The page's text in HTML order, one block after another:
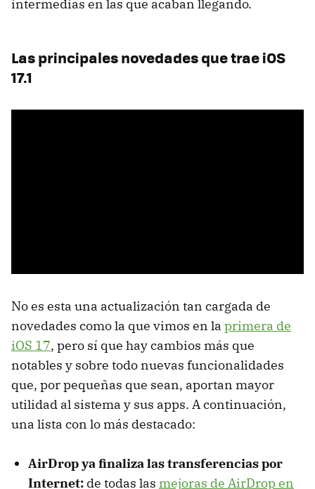
intermedias en las que acaban llegando.
Las principales novedades que trae iOS
17.1
No es esta una actualización tan cargada de
novedades como la que vimos en la primera de
iOS 17, pero sí que hay cambios más que
notables y sobre todo nuevas funcionalidades
que, por pequeñas que sean, aportan mayor
utilidad al sistema y sus apps. A continuación,
una lista con lo más destacado:
AirDrop ya finaliza las transferencias por
Internet: de todas las mejoras de AirDrop en